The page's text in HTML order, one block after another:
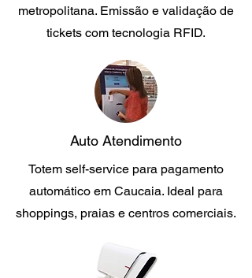
metropolitana. Emissão e validação de
tickets com tecnologia RFID.
Auto Atendimento
Totem self-service para pagamento
automático em Caucaia. Ideal para
shoppings, praias e centros comerciais.